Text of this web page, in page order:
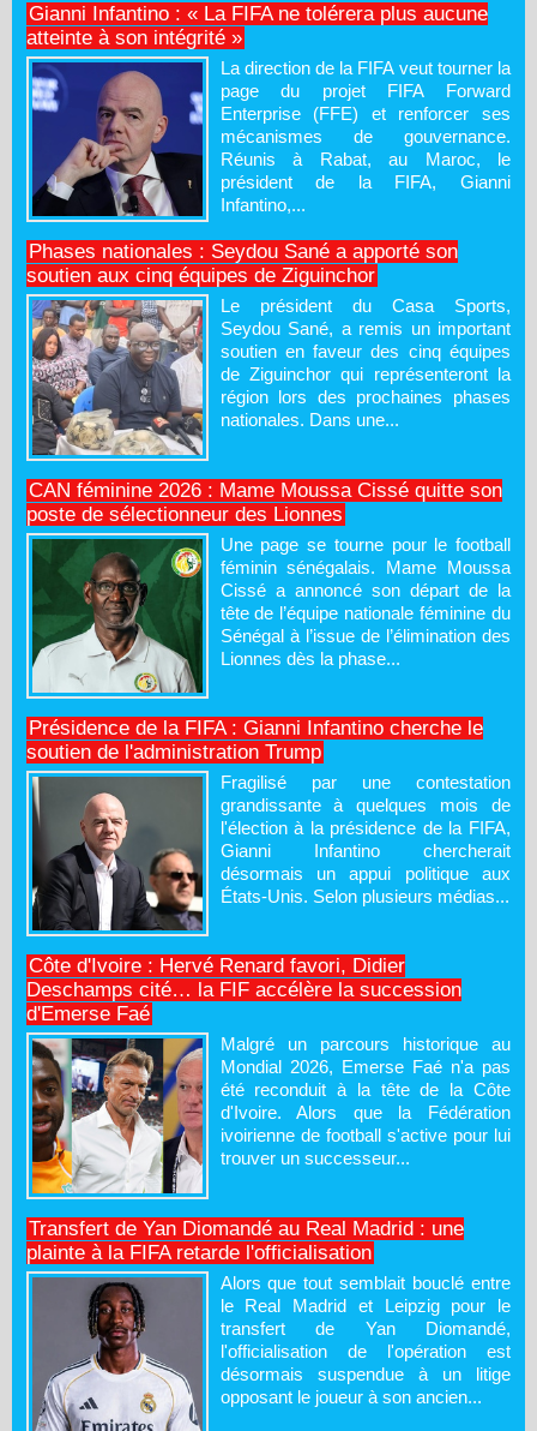
Gianni Infantino : « La FIFA ne tolérera plus aucune
atteinte à son intégrité »
La direction de la FIFA veut tourner la
page du projet FIFA Forward
Enterprise (FFE) et renforcer ses
mécanismes de gouvernance.
Réunis à Rabat, au Maroc, le
président de la FIFA, Gianni
Infantino,...
Phases nationales : Seydou Sané a apporté son
soutien aux cinq équipes de Ziguinchor
Le président du Casa Sports,
Seydou Sané, a remis un important
soutien en faveur des cinq équipes
de Ziguinchor qui représenteront la
région lors des prochaines phases
nationales. Dans une...
CAN féminine 2026 : Mame Moussa Cissé quitte son
poste de sélectionneur des Lionnes
Une page se tourne pour le football
féminin sénégalais. Mame Moussa
Cissé a annoncé son départ de la
tête de l’équipe nationale féminine du
Sénégal à l’issue de l’élimination des
Lionnes dès la phase...
Présidence de la FIFA : Gianni Infantino cherche le
soutien de l'administration Trump
Fragilisé par une contestation
grandissante à quelques mois de
l'élection à la présidence de la FIFA,
Gianni Infantino chercherait
désormais un appui politique aux
États-Unis. Selon plusieurs médias...
Côte d'Ivoire : Hervé Renard favori, Didier
Deschamps cité… la FIF accélère la succession
d'Emerse Faé
Malgré un parcours historique au
Mondial 2026, Emerse Faé n'a pas
été reconduit à la tête de la Côte
d'Ivoire. Alors que la Fédération
ivoirienne de football s'active pour lui
trouver un successeur...
Transfert de Yan Diomandé au Real Madrid : une
plainte à la FIFA retarde l'officialisation
Alors que tout semblait bouclé entre
le Real Madrid et Leipzig pour le
transfert de Yan Diomandé,
l'officialisation de l'opération est
désormais suspendue à un litige
opposant le joueur à son ancien...